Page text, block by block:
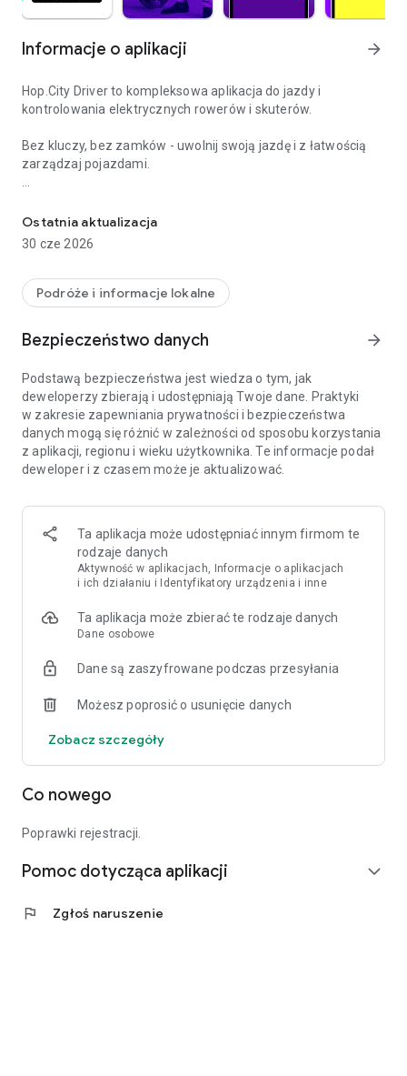
Informacje o aplikacji arrow_forward
Hop.City Driver to kompleksowa aplikacja do jazdy i
kontrolowania elektrycznych rowerów i skuterów.
Bez kluczy, bez zamków - uwolnij swoją jazdę i z łatwością
zarządzaj pojazdami.
Subskrypcja Hop.City oferuje kompleksową obsługę
działalność i operacje oraz zmniejszyć ślad węglowy.
niezawodnego transportu bez kłopotów związanych z
Śledź swoje dostawy i przejazdy, optymalizuj swoją
działalność, zarządzaj flotą i korzystaj z analiz opartych na
sztucznej inteligencji w czasie rzeczywistym dzięki
systemowi operacyjnemu Hop.City.
Jesteś zainteresowany współpracą B2B? Skontaktuj się z
nami: business@hop.city
Odwiedź naszą stronę internetową: https://hop.city/
Ostatnia aktualizacja
30 cze 2026
Podróże i informacje lokalne
Bezpieczeństwo danych arrow_forward
Podstawą bezpieczeństwa jest wiedza o tym, jak
deweloperzy zbierają i udostępniają Twoje dane. Praktyki
w zakresie zapewniania prywatności i bezpieczeństwa
danych mogą się różnić w zależności od sposobu korzystania
z aplikacji, regionu i wieku użytkownika. Te informacje podał
deweloper i z czasem może je aktualizować.
Ta aplikacja może udostępniać innym firmom te
rodzaje danych
Aktywność w aplikacjach, Informacje o aplikacjach
i ich działaniu i Identyfikatory urządzenia i inne
Ta aplikacja może zbierać te rodzaje danych
Dane osobowe
Dane są zaszyfrowane podczas przesyłania
Możesz poprosić o usunięcie danych
Zobacz szczegóły
Co nowego
Poprawki rejestracji.
Pomoc dotycząca aplikacji expand_more
flag Zgłoś naruszenie